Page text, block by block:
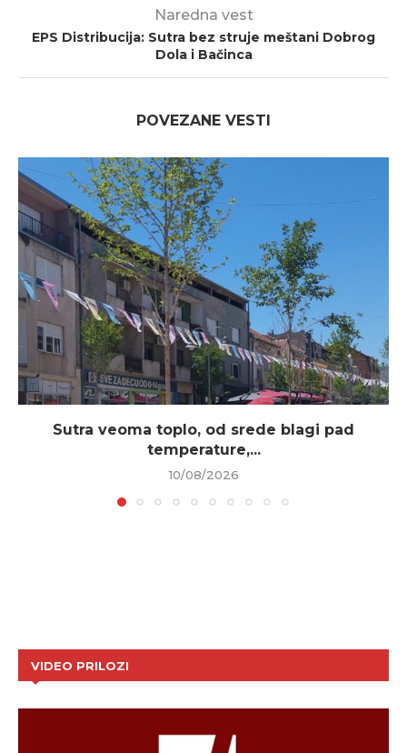
Naredna vest
EPS Distribucija: Sutra bez struje meštani Dobrog
Dola i Bačinca
POVEZANE VESTI
Sutra veoma toplo, od srede blagi pad
temperature,...
10/08/2026
VIDEO PRILOZI